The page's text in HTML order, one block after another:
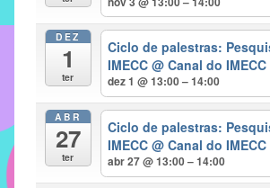
alunos,
professores
DEZ
1
ter
Ciclo de palestras:
IMECC@ Canal do IMECC
dez 1 @ 13:00 – 14:00
ABR
27
ter
Ciclo de palestras:
IMECC@ Canal do IMECC
abr 27 @ 13:00 – 14:00